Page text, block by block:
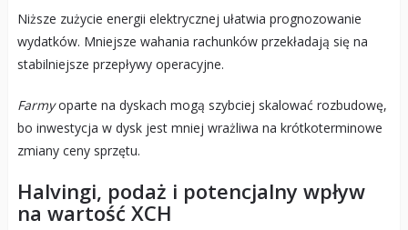
Niższe zużycie energii elektrycznej ułatwia prognozowanie
wydatków. Mniejsze wahania rachunków przekładają się na
stabilniejsze przepływy operacyjne.
Farmyoparte na dyskach mogą szybciej skalować rozbudowę,
bo inwestycja w dysk jest mniej wrażliwa na krótkoterminowe
zmiany ceny sprzętu.
Halvingi, podaż i potencjalny wpływ
na wartość XCH